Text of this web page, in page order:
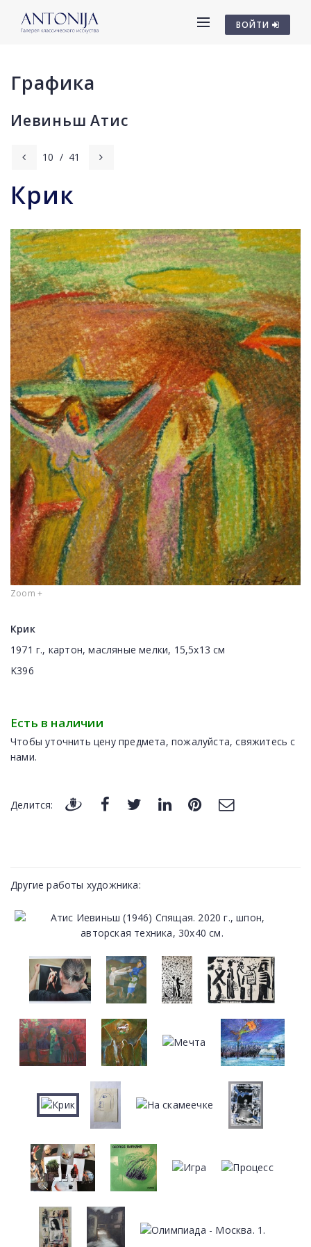
ВОЙТИ
Графика
Иевиньш Атис
10 / 41
Крик
Zoom +
Крик
1971 г., картон, масляные мелки, 15,5х13 см
K396
Есть в наличии
Чтобы уточнить цену предмета, пожалуйста, свяжитесь с
нами.
Делится:
Другие работы художника: